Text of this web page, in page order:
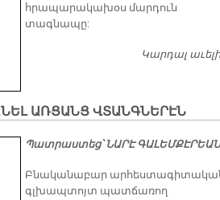
հրապարակախօս մարդուն
տագնապը:
Կարդալ
ԱՌ­ՑԱՆՑ ՎՏԱՆԳ­ՆԵ­ՐԷՆ
Պատրաստեց՝ ՆԱՐԷ ԳԱԼԵՄՔԷՐԵԱՆ
​Բնականաբար
գլխապտոյտ պատճառող